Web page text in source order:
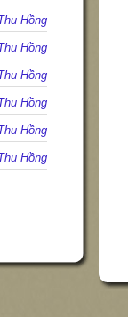
Hồng
Hồng
Hồng
Hồng
Hồng
Hồng